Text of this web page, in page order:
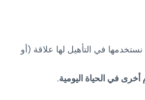
في التأهيل لها علاقة (أو
أخرى في الحياة اليومية.